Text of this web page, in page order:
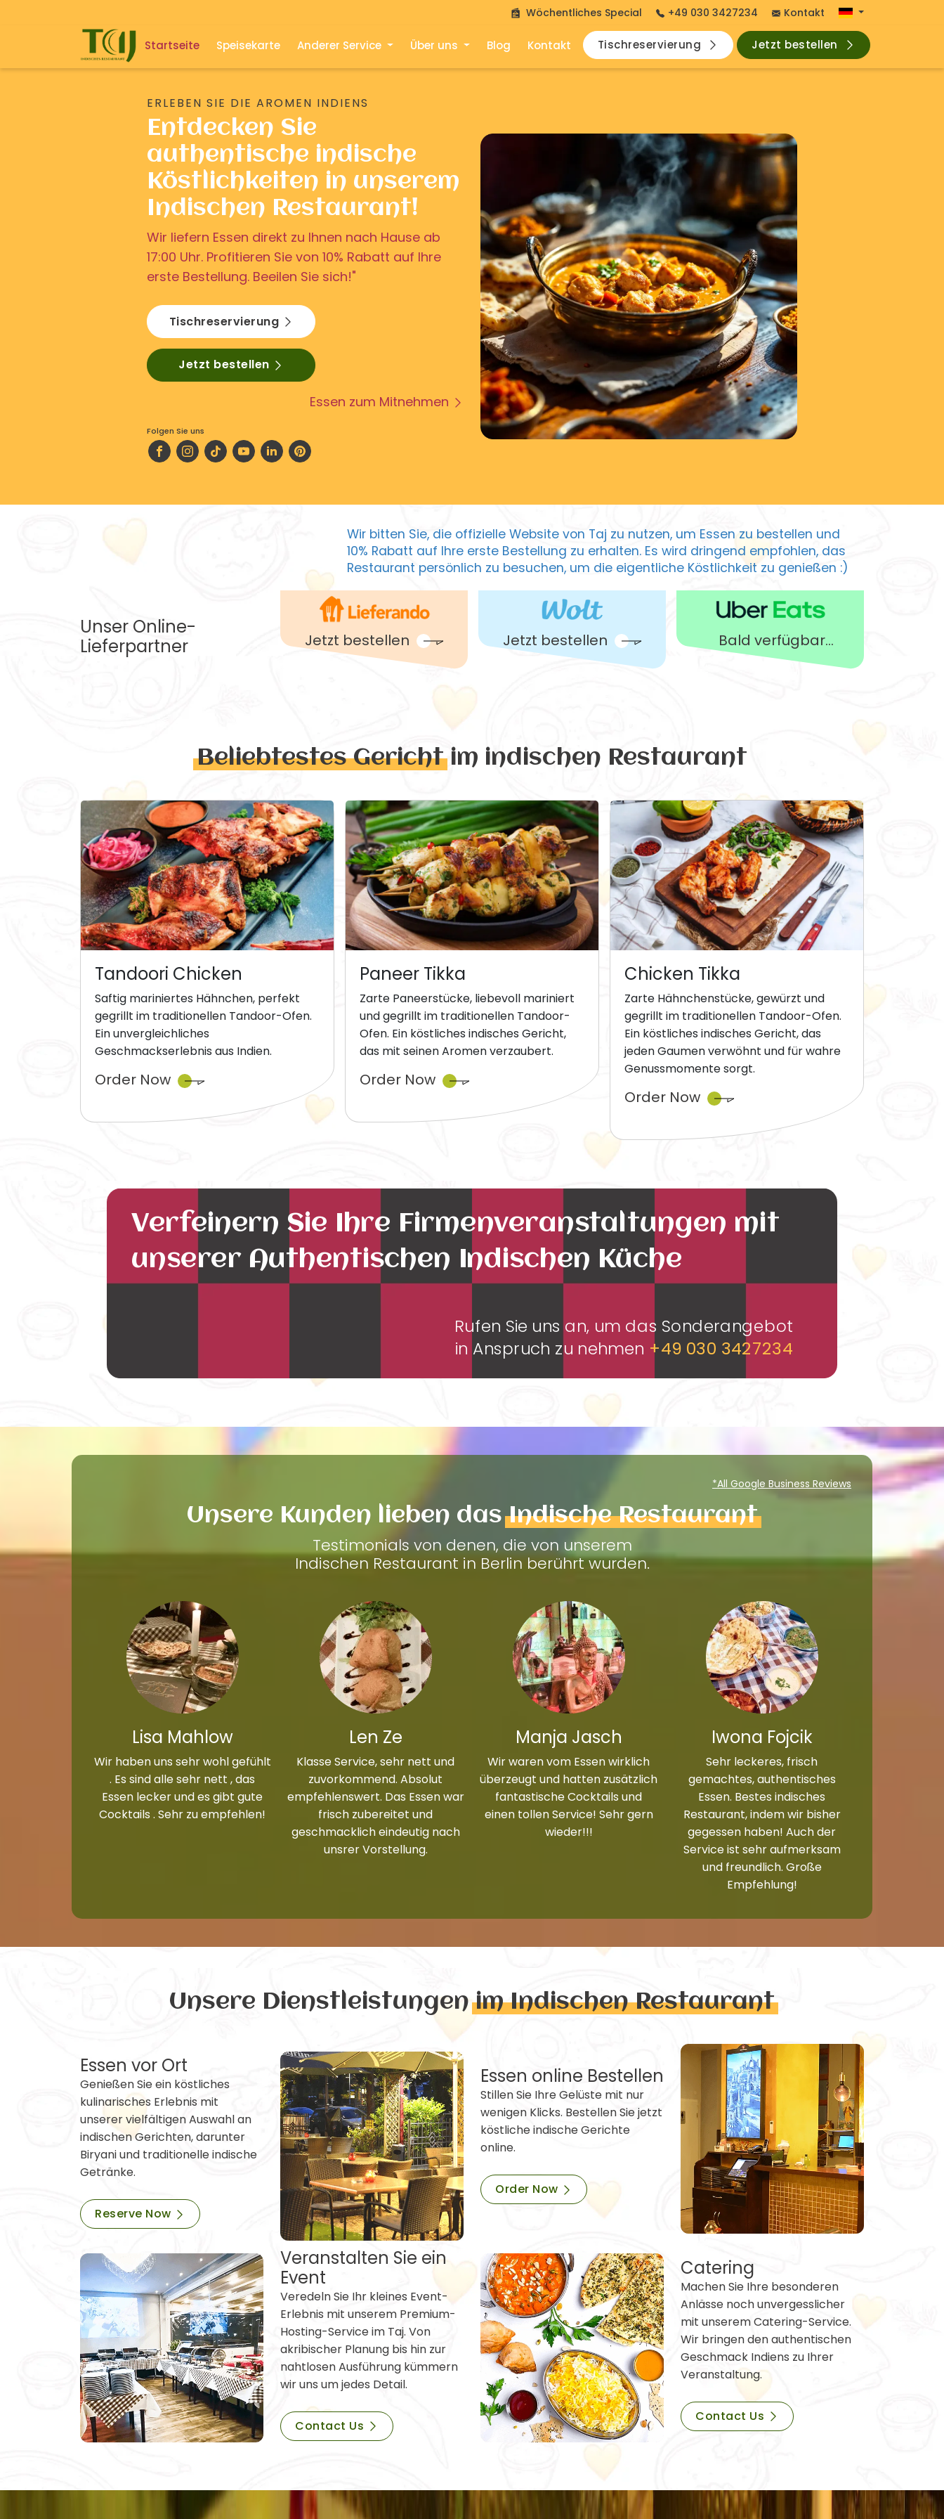
Wöchentliches Special +49 030 3427234 Kontakt
Startseite Speisekarte Anderer Service Über uns Blog Kontakt Tischreservierung Jetzt bestellen
ERLEBEN SIE DIE AROMEN INDIENS
Entdecken Sie
authentische indische
Köstlichkeiten in unserem
Indischen Restaurant!
Wir liefern Essen direkt zu Ihnen nach Hause ab
17:00 Uhr. Profitieren Sie von 10% Rabatt auf Ihre
erste Bestellung. Beeilen Sie sich!"
Tischreservierung
Jetzt bestellen
Essen zum Mitnehmen
Folgen Sie uns
Wir bitten Sie, die offizielle Website von Taj zu nutzen, um Essen zu bestellen und
10% Rabatt auf Ihre erste Bestellung zu erhalten. Es wird dringend empfohlen, das
Restaurant persönlich zu besuchen, um die eigentliche Köstlichkeit zu genießen :)
Unser Online-
Lieferpartner
Jetzt bestellen Jetzt bestellen Bald verfügbar...
Beliebtestes Gerichtim indischen Restaurant
Tandoori Chicken
Saftig mariniertes Hähnchen, perfekt
gegrillt im traditionellen Tandoor-Ofen.
Ein unvergleichliches
Geschmackserlebnis aus Indien.
Order Now
Paneer Tikka
Zarte Paneerstücke, liebevoll mariniert
und gegrillt im traditionellen Tandoor-
Ofen. Ein köstliches indisches Gericht,
das mit seinen Aromen verzaubert.
Order Now
Chicken Tikka
Zarte Hähnchenstücke, gewürzt und
gegrillt im traditionellen Tandoor-Ofen.
Ein köstliches indisches Gericht, das
jeden Gaumen verwöhnt und für wahre
Genussmomente sorgt.
Order Now
Verfeinern Sie Ihre Firmenveranstaltungen mit
unserer Authentischen Indischen Küche
Rufen Sie uns an, um das Sonderangebot
in Anspruch zu nehmen +49 030 3427234
*All Google Business Reviews
Unsere Kunden lieben dasIndische Restaurant
Testimonials von denen, die von unserem
Indischen Restaurant in Berlin berührt wurden.
Lisa Mahlow
Wir haben uns sehr wohl gefühlt
. Es sind alle sehr nett , das
Essen lecker und es gibt gute
Cocktails . Sehr zu empfehlen!
Len Ze
Klasse Service, sehr nett und
zuvorkommend. Absolut
empfehlenswert. Das Essen war
frisch zubereitet und
geschmacklich eindeutig nach
unsrer Vorstellung.
Manja Jasch
Wir waren vom Essen wirklich
überzeugt und hatten zusätzlich
fantastische Cocktails und
einen tollen Service! Sehr gern
wieder!!!
Iwona Fojcik
Sehr leckeres, frisch
gemachtes, authentisches
Essen. Bestes indisches
Restaurant, indem wir bisher
gegessen haben! Auch der
Service ist sehr aufmerksam
und freundlich. Große
Empfehlung!
Unsere Dienstleistungenim Indischen Restaurant
Essen vor Ort
Genießen Sie ein köstliches
kulinarisches Erlebnis mit
unserer vielfältigen Auswahl an
indischen Gerichten, darunter
Biryani und traditionelle indische
Getränke.
Reserve Now
Essen online Bestellen
Stillen Sie Ihre Gelüste mit nur
wenigen Klicks. Bestellen Sie jetzt
köstliche indische Gerichte
online.
Order Now
Veranstalten Sie ein
Event
Veredeln Sie Ihr kleines Event-
Erlebnis mit unserem Premium-
Hosting-Service im Taj. Von
akribischer Planung bis hin zur
nahtlosen Ausführung kümmern
wir uns um jedes Detail.
Contact Us
Catering
Machen Sie Ihre besonderen
Anlässe noch unvergesslicher
mit unserem Catering-Service.
Wir bringen den authentischen
Geschmack Indiens zu Ihrer
Veranstaltung.
Contact Us